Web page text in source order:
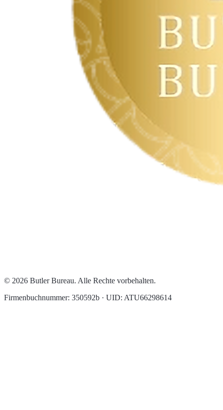
© 2026 Butler Bureau. Alle Rechte vorbehalten.
Firmenbuchnummer: 350592b · UID: ATU66298614